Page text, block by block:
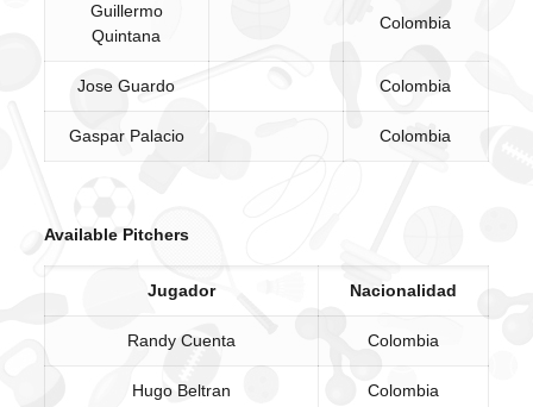
Guillermo
Quintana
Colombia
Jose Guardo Colombia
Gaspar Palacio Colombia
Available Pitchers
Jugador Nacionalidad
Randy Cuenta Colombia
Hugo Beltran Colombia